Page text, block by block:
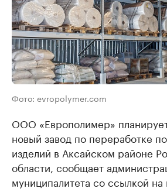
Фото: evropolymer.com
ООО «Европолимер»
новый завод по переработке
изделий в Аксайском районе
области, сообщает
муниципалитета со ссылкой на